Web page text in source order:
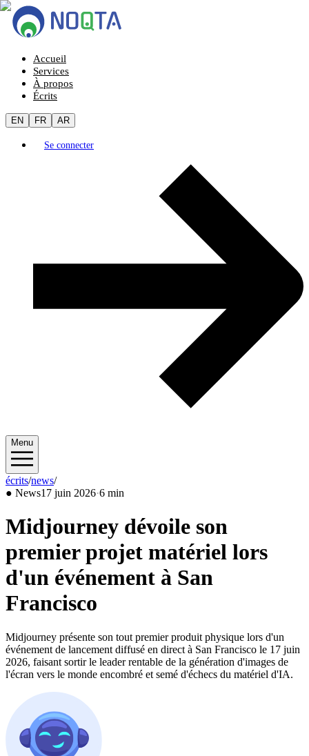
Accueil
Services
À propos
Écrits
EN FR AR
Se connecter
Menu
écrits/news/2026/06
● News17 juin 2026·6 min
Midjourney dévoile son
premier projet matériel lors
d'un événement à San
Francisco
Midjourney présente son tout premier produit physique lors d'un
événement de lancement diffusé en direct à San Francisco le 17 juin
2026, faisant sortir le leader rentable de la génération d'images de
l'écran vers le monde encombré et semé d'échecs du matériel d'IA.